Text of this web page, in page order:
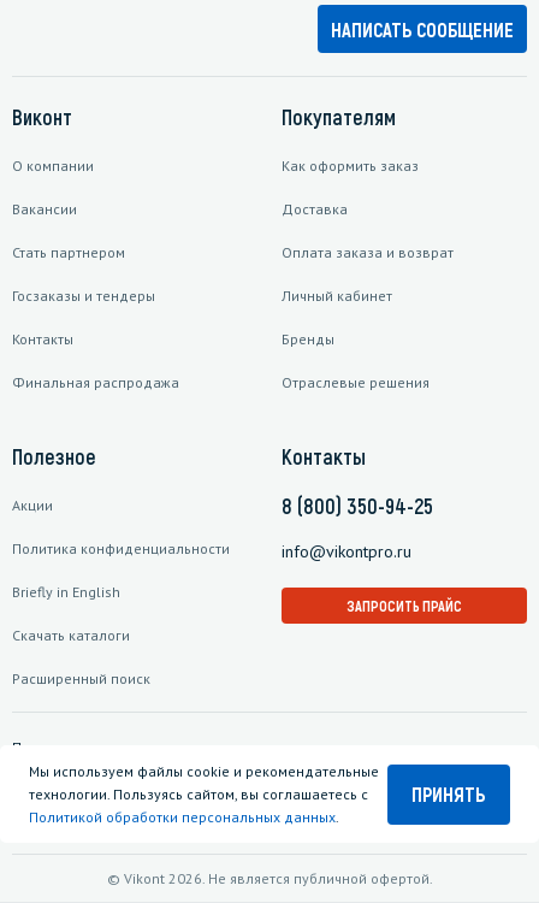
НАПИСАТЬ СООБЩЕНИЕ
Виконт
О компании
Вакансии
Стать партнером
Госзаказы и тендеры
Контакты
Финальная распродажа
Покупателям
Как оформить заказ
Доставка
Оплата заказа и возврат
Личный кабинет
Бренды
Отраслевые решения
Полезное
Акции
Политика конфиденциальности
Briefly in English
Скачать каталоги
Расширенный поиск
Контакты
8 (800) 350-94-25
info@vikontpro.ru
ЗАПРОСИТЬ ПРАЙС
© Vikont 2026. Не является публичной офертой.
Подписаться на рассылку
Мы используем файлы cookie и рекомендательные
технологии. Пользуясь сайтом, вы соглашаетесь с
Политикой обработки персональных данных.
ПРИНЯТЬ